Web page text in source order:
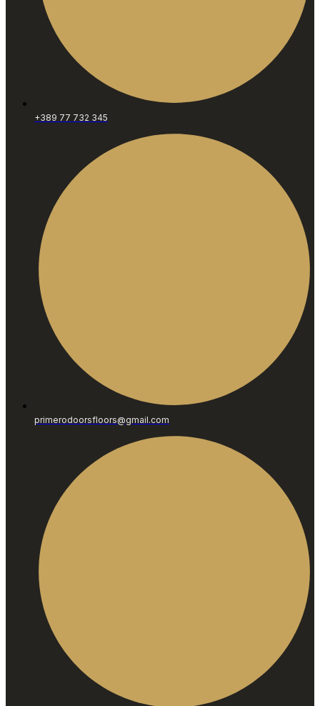
+389 77 732 345
primerodoorsfloors@gmail.com